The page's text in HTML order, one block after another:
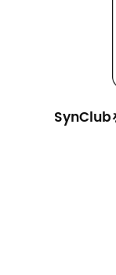
SynClub